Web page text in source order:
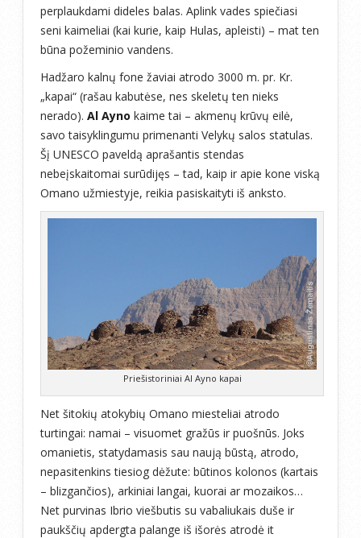
perplaukdami dideles balas. Aplink vades spiečiasi
seni kaimeliai (kai kurie, kaip Hulas, apleisti) – mat ten
būna požeminio vandens.
Hadžaro kalnų fone žaviai atrodo 3000 m. pr. Kr.
„kapai“ (rašau kabutėse, nes skeletų ten nieks
nerado). Al Ayno kaime tai – akmenų krūvų eilė,
savo taisyklingumu primenanti Velykų salos statulas.
Šį UNESCO paveldą aprašantis stendas
nebeįskaitomai surūdijęs – tad, kaip ir apie kone viską
Omano užmiestyje, reikia pasiskaityti iš anksto.
Priešistoriniai Al Ayno kapai
Net šitokių atokybių Omano miesteliai atrodo
turtingai: namai – visuomet gražūs ir puošnūs. Joks
omanietis, statydamasis sau naują būstą, atrodo,
nepasitenkins tiesiog dėžute: būtinos kolonos (kartais
– blizgančios), arkiniai langai, kuorai ar mozaikos…
Net purvinas Ibrio viešbutis su vabaliukais duše ir
paukščių apdergta palange iš išorės atrodė it